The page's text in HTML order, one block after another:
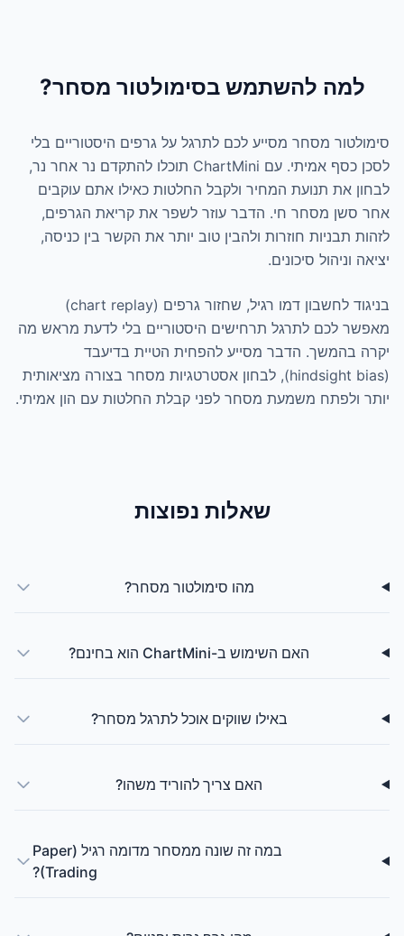
להשתמש בסימולטור מסחר?
מסחר מסייע לכם לתרגל על גרפים היסטוריים בלי
לסכן כסף אמיתי. עם ChartMini תוכלו להתקדם נר אחר נר,
תנועת המחיר ולקבל החלטות כאילו אתם עוקבים
מסחר חי. הדבר עוזר לשפר את קריאת הגרפים,
חוזרות ולהבין טוב יותר את הקשר בין כניסה,
סיכונים.
בניגוד לחשבון דמו רגיל, שחזור גרפים (chart replay)
לתרגל תרחישים היסטוריים בלי לדעת מראש מה
הדבר מסייע להפחית הטיית בדיעבד
(hindsight bias), לבחון אסטרטגיות מסחר בצורה מציאותית
משמעת מסחר לפני קבלת החלטות עם הון אמיתי.
שאלות נפוצות
מהו סימולטור מסחר?
האם השימוש ב-ChartMini הוא בחינם?
באילו שווקים אוכל לתרגל מסחר?
האם צריך להוריד משהו?
במה זה שונה ממסחר מדומה רגיל (Paper